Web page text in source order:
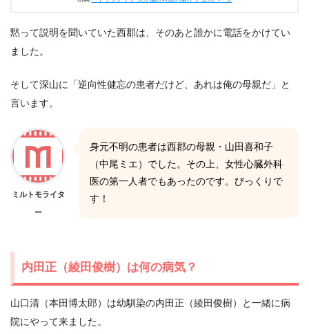
黙って説明を聞いていた西郡は、そのあと誰かに電話をかけてい
ました。
そして深山に「逆向性健忘の患者だけど、あれは俺の母親だ」と
言います。
ミルトモライタ
ー
身元不明の患者は西郡の母親・山田喜和子
（中尾ミエ）でした。その上、女性心臓外科
医の第一人者でもあったのです。びっくりで
す！
内田正（綾田俊樹）は何の病気？
山口清（本田博太郎）は幼馴染の内田正（綾田俊樹）と一緒に病
院にやって来ました。